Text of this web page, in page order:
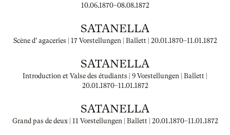
10.06.1870–08.08.1872
SATANELLA
Scène d' agaceries | 17 Vorstellungen | Ballett | 20.01.1870–11.01.1872
SATANELLA
Introduction et Valse des étudiants | 9 Vorstellungen | Ballett |
20.01.1870–11.01.1872
SATANELLA
Grand pas de deux | 11 Vorstellungen | Ballett | 20.01.1870–11.01.1872